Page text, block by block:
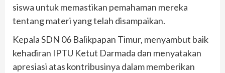
siswa untuk memastikan pemahaman mereka
tentang materi yang telah disampaikan.
Kepala SDN 06 Balikpapan Timur, menyambut baik
kehadiran IPTU Ketut Darmada dan menyatakan
apresiasi atas kontribusinya dalam memberikan